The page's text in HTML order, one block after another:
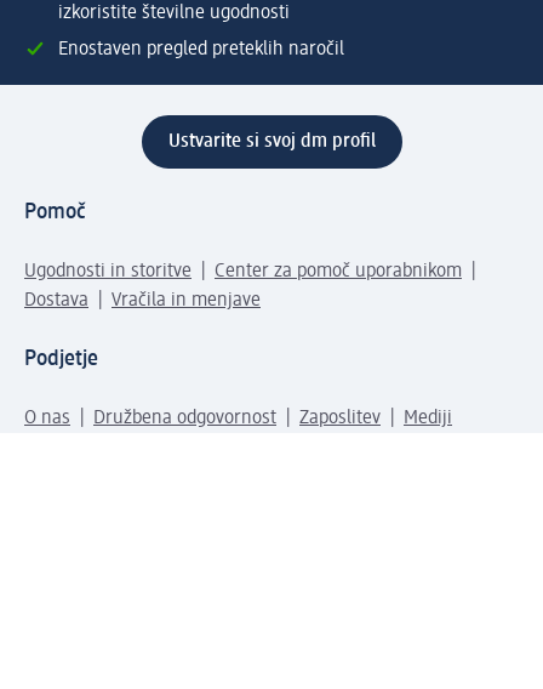
izkoristite številne ugodnosti
Enostaven pregled preteklih naročil
Ustvarite si svoj dm profil
Pomoč
Ugodnosti in storitve
Center za pomoč uporabnikom
Dostava
Vračila in menjave
Podjetje
O nas Družbena odgovornost Zaposlitev Mediji